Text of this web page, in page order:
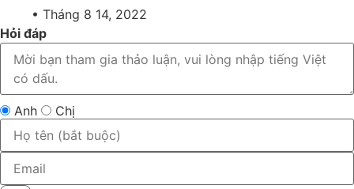
• Tháng 8 14, 2022
Hỏi đáp
Anh Chị